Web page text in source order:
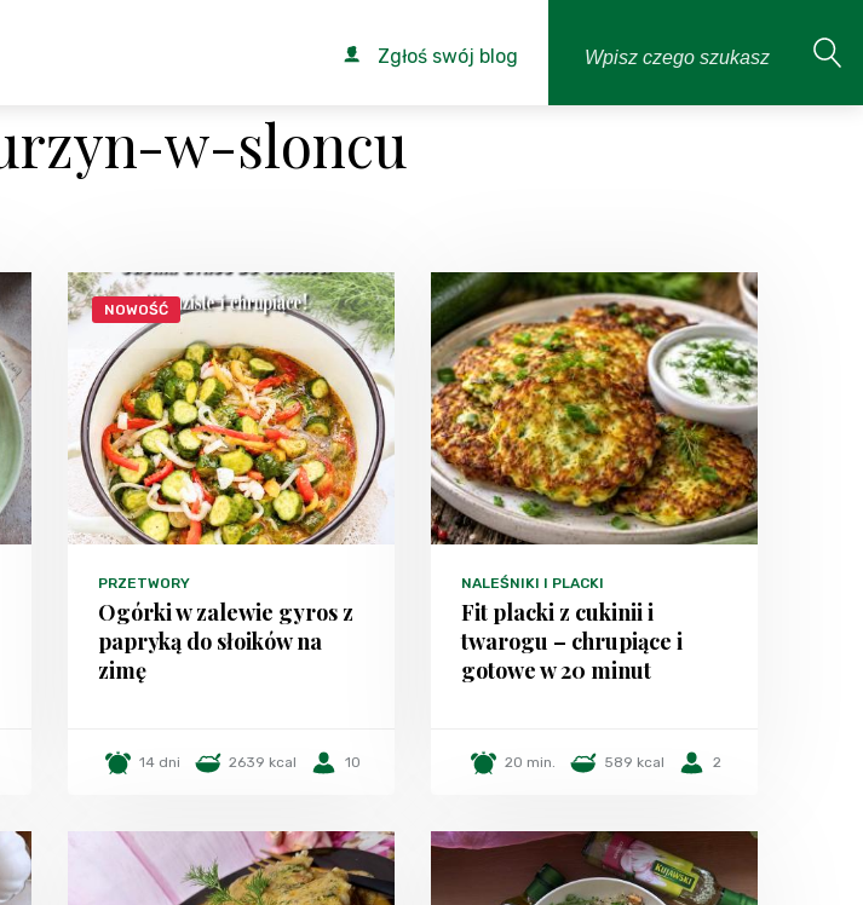
Zgłoś swój blog
w-sloncu
NOWOŚĆ
PRZETWORY
Ogórki w zalewie gyros z
papryką do słoików na
zimę
14 dni 2639 kcal 10
NALEŚNIKI I PLACKI
Fit placki z cukinii i
twarogu – chrupiące i
gotowe w 20 minut
20 min. 589 kcal 2